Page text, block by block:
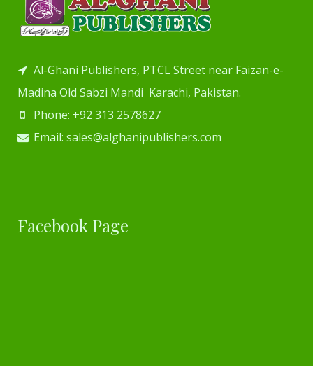
Al-Ghani Publishers, PTCL Street near Faizan-e-
Madina Old Sabzi Mandi Karachi, Pakistan.
Phone: +92 313 2578627
Email: sales@alghanipublishers.com
Facebook Page